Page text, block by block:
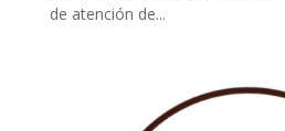
de atención de...